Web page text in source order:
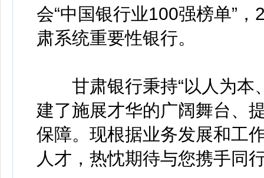
会“中国银行业100强榜单”
肃系统重要性银行。
甘肃银行秉持“以人为本
建了施展才华的广阔舞台、
保障。现根据业务发展和工
人才，热忱期待与您携手同